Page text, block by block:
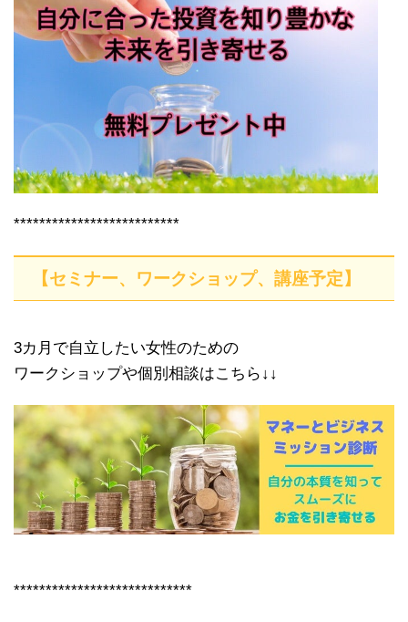
**************************
【セミナー、ワークショップ、講座予定】
3カ月で自立したい女性のための
ワークショップや個別相談はこちら↓↓
****************************